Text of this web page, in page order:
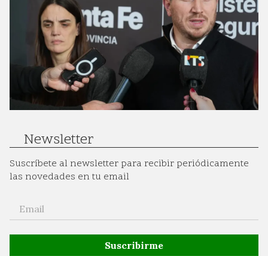
Newsletter
Suscríbete al newsletter para recibir periódicamente
las novedades en tu email
Suscribirme